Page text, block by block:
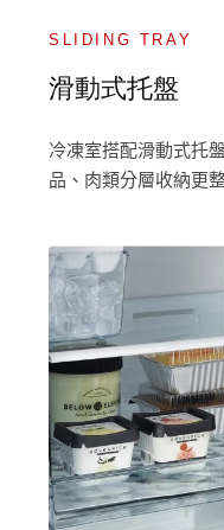
SLIDING TRAY
滑動式托盤
冷凍室搭配滑動式托
品、肉類分層收納更